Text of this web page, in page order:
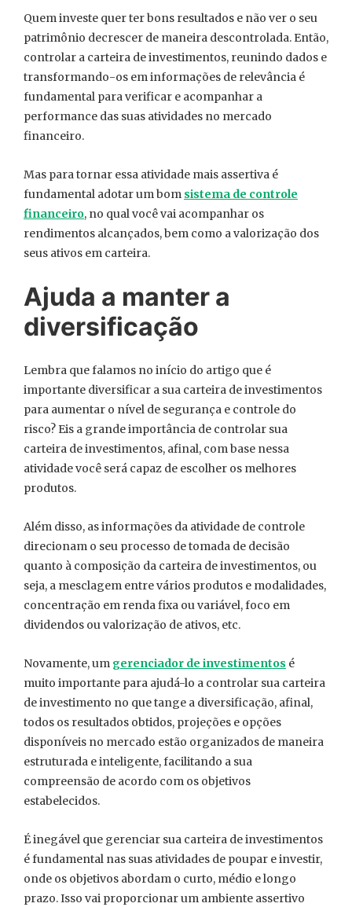
Quem investe quer ter bons resultados e não ver o seu
patrimônio decrescer de maneira descontrolada. Então,
controlar a carteira de investimentos, reunindo dados e
transformando-os em informações de relevância é
fundamental para verificar e acompanhar a
performance das suas atividades no mercado
financeiro.
Mas para tornar essa atividade mais assertiva é
fundamental adotar um bom sistema de controle
financeiro, no qual você vai acompanhar os
rendimentos alcançados, bem como a valorização dos
seus ativos em carteira.
Ajuda a manter a
diversificação
Lembra que falamos no início do artigo que é
importante diversificar a sua carteira de investimentos
para aumentar o nível de segurança e controle do
risco? Eis a grande importância de controlar sua
carteira de investimentos, afinal, com base nessa
atividade você será capaz de escolher os melhores
produtos.
Além disso, as informações da atividade de controle
direcionam o seu processo de tomada de decisão
quanto à composição da carteira de investimentos, ou
seja, a mesclagem entre vários produtos e modalidades,
concentração em renda fixa ou variável, foco em
dividendos ou valorização de ativos, etc.
Novamente, um gerenciador de investimentos é
muito importante para ajudá-lo a controlar sua carteira
de investimento no que tange a diversificação, afinal,
todos os resultados obtidos, projeções e opções
disponíveis no mercado estão organizados de maneira
estruturada e inteligente, facilitando a sua
compreensão de acordo com os objetivos
estabelecidos.
É inegável que gerenciar sua carteira de investimentos
é fundamental nas suas atividades de poupar e investir,
onde os objetivos abordam o curto, médio e longo
prazo. Isso vai proporcionar um ambiente assertivo